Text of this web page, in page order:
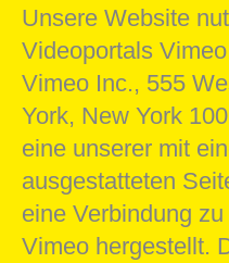
Unsere Website
Videoportals
Vimeo Inc., 555
York, New York
eine unserer mit
ausgestatteten
eine Verbindung
Vimeo hergestellt.